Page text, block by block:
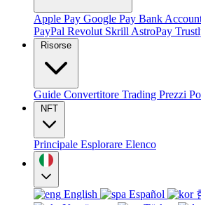
Apple Pay Google Pay Bank
PayPal Revolut Skrill AstroPay
Risorse
Guide Convertitore Trading Prezzi
NFT
Principale Esplorare Elenco
English Español